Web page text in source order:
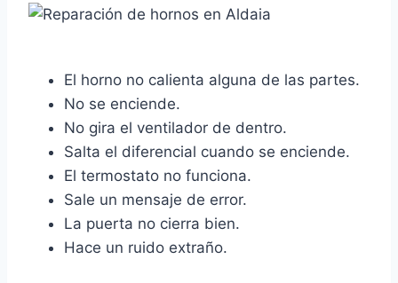
El horno no calienta alguna de las partes.
No se enciende.
No gira el ventilador de dentro.
Salta el diferencial cuando se enciende.
El termostato no funciona.
Sale un mensaje de error.
La puerta no cierra bien.
Hace un ruido extraño.